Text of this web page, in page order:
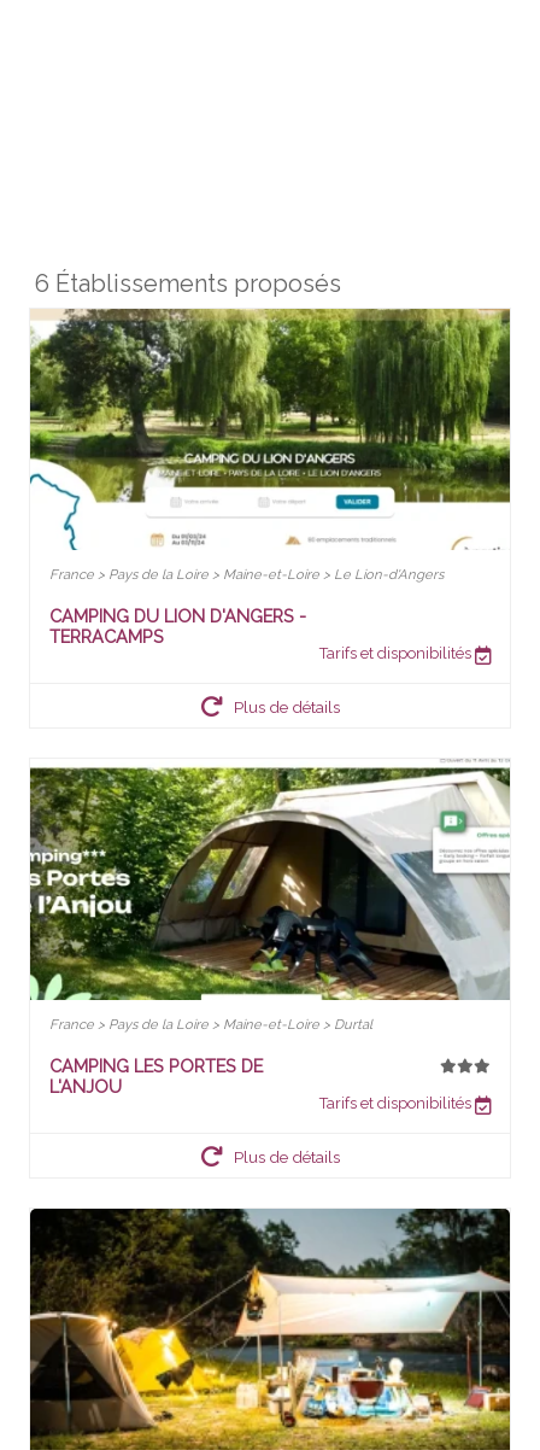
6 Établissements proposés
France > Pays de la Loire > Maine-et-Loire > Le Lion-d'Angers
CAMPING DU LION D'ANGERS -
TERRACAMPS
Tarifs et disponibilités
Plus de détails
France > Pays de la Loire > Maine-et-Loire > Durtal
CAMPING LES PORTES DE
L'ANJOU
Tarifs et disponibilités
Plus de détails